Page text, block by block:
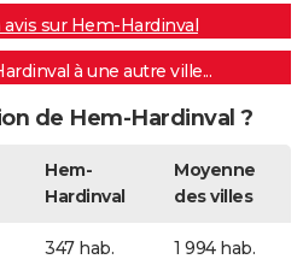
sur Hem-Hardinval
à une autre ville...
de Hem-Hardinval ?
Hem-
Hardinval
Moyenne
des villes
347 hab. 1 994 hab.